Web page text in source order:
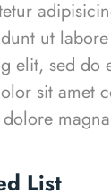
ut
elit, sed
sit amet
List